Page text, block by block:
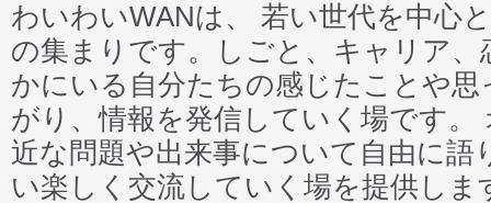
わいわいWANは、 若い世代を中心
の集まりです。しごと、キャリア
かにいる自分たちの感じたことや
がり、情報を発信していく場です
近な問題や出来事について自由に
い楽しく交流していく場を提供しま